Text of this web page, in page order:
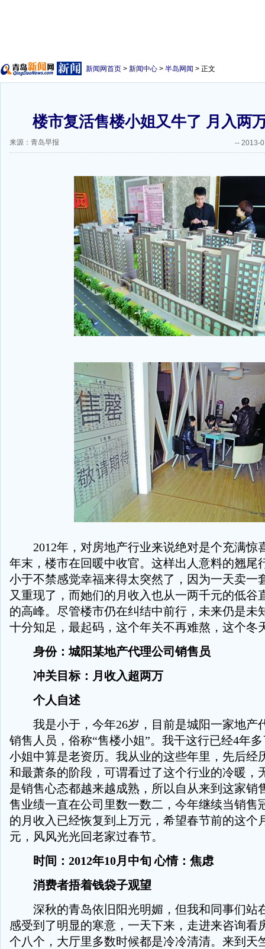
新闻网首页 > 新闻中心 > 半岛网闻 > 正文
楼市复活售楼小姐又牛了 月入两
来源：青岛早报 -- 2013-
2012年，对房地产行业来说绝对是个充满惊
年末，楼市在回暖中收官。这样出人意料的翘尾
小于不禁感觉幸福来得太突然了，因为一天卖一
又重现了，而她们的月收入也从一两千元的低谷
的高峰。尽管楼市仍在纠结中前行，未来仍是未
十分知足，最起码，这个年关不再难熬，这个冬
身份：城阳某地产代理公司销售员
冲关目标：月收入超两万
个人自述
我是小于，今年26岁，目前是城阳一家地产
销售人员，俗称“售楼小姐”。我干这行已经4年
小姐中算是老资历。我从业的这些年里，先后经
和最萧条的阶段，可谓看过了这个行业的冷暖，
是销售心态都越来越成熟，所以自从来到这家销
售业绩一直在公司里数一数二，今年继续当销售
的月收入已经恢复到上万元，希望春节前的这个
元，风风光光回老家过春节。
时间：2012年10月中旬 心情：焦虑
消费者捂着钱袋子观望
深秋的青岛依旧阳光明媚，但我和同事们站
感受到了明显的寒意，一天下来，走进来咨询看
个八个，大厅里多数时候都是冷冷清清。来到天